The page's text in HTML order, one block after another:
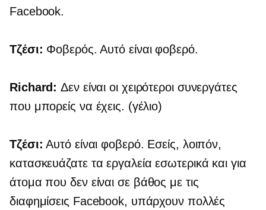
Facebook.
Τζέσι: Φοβερός. Αυτό είναι φοβερό.
Richard: Δεν είναι οι χειρότεροι συνεργάτες
που μπορείς να έχεις. (γέλιο)
Τζέσι: Αυτό είναι φοβερό. Εσείς, λοιπόν,
κατασκευάζατε τα εργαλεία εσωτερικά και για
άτομα που δεν είναι σε βάθος με τις
διαφημίσεις Facebook, υπάρχουν πολλές